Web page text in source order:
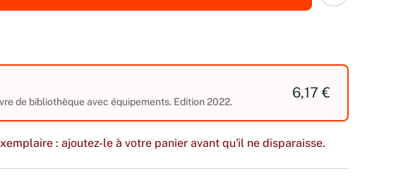
de bibliothèque avec équipements. Edition 2022.
6,17 €
: ajoutez-le à votre panier avant qu'il ne disparaisse.